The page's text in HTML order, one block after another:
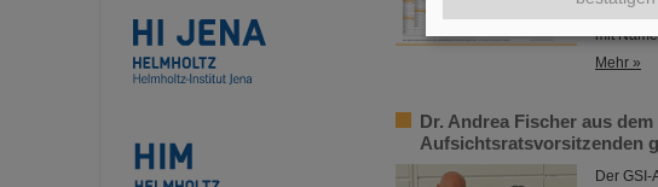
mit
Mehr »
Dr. Andrea Fischer aus
Aufsichtsratsvorsitzenden
Der